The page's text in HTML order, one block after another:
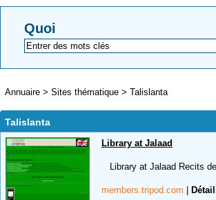
Quoi
Annuaire > Sites thématique > Talislanta
Talislanta
Library at Jalaad
Library at Jalaad Recits
members.tripod.com